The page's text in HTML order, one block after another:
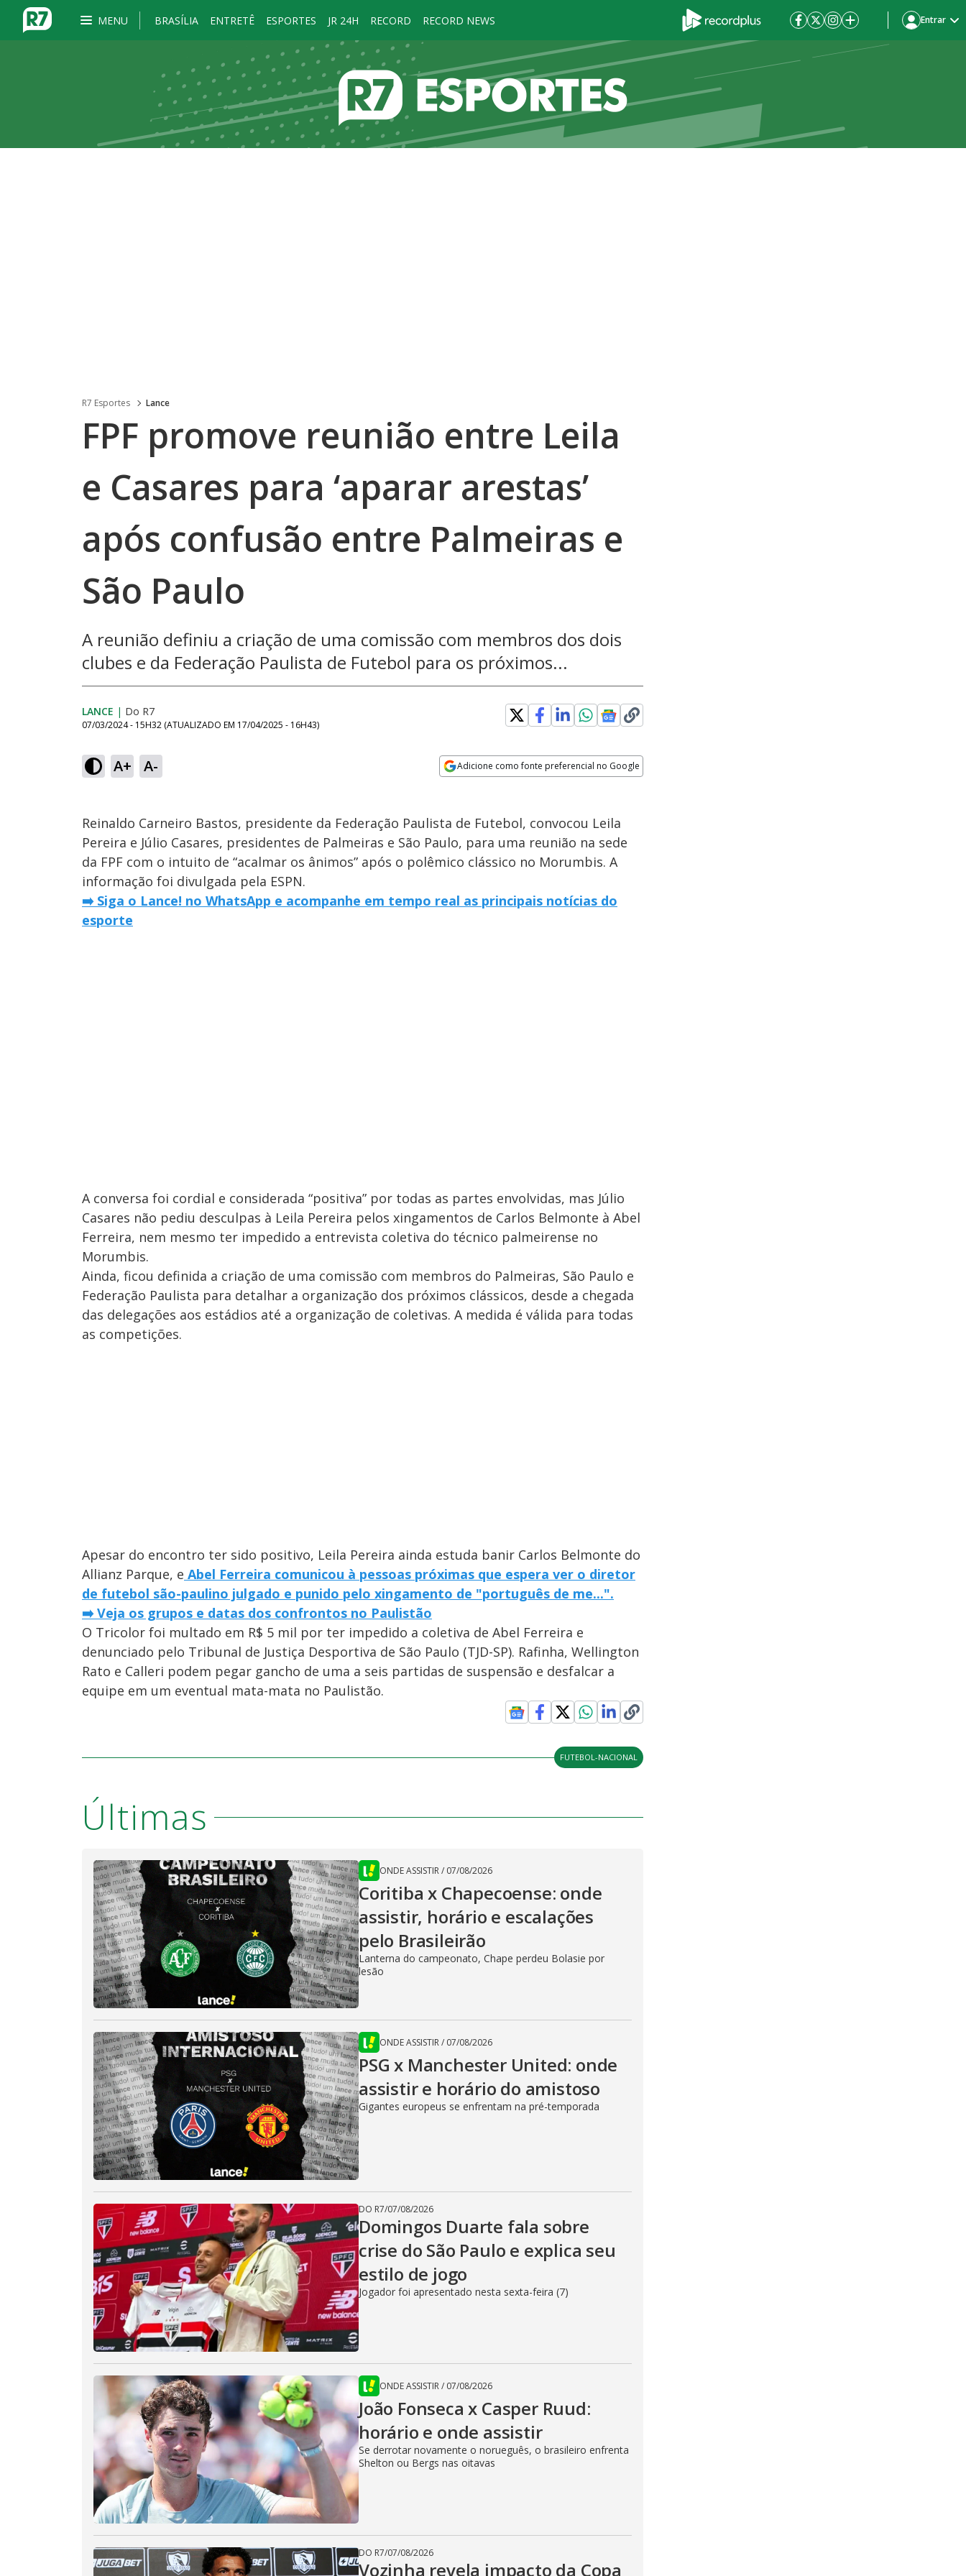
MENU BRASÍLIA ENTRETÊ ESPORTES JR 24H RECORD RECORD NEWS Entrar
R7 Esportes Lance
FPF promove reunião entre Leila
e Casares para ‘aparar arestas’
após confusão entre Palmeiras e
São Paulo
A reunião definiu a criação de uma comissão com membros dos dois
clubes e da Federação Paulista de Futebol para os próximos...
LANCE | Do R7
07/03/2024 - 15H32 (ATUALIZADO EM 17/04/2025 - 16H43)
A+ A- Adicione como fonte preferencial no Google
Reinaldo Carneiro Bastos, presidente da Federação Paulista de Futebol, convocou Leila
Pereira e Júlio Casares, presidentes de Palmeiras e São Paulo, para uma reunião na sede
da FPF com o intuito de “acalmar os ânimos” após o polêmico clássico no Morumbis. A
informação foi divulgada pela ESPN.
➡️ Siga o Lance! no WhatsApp e acompanhe em tempo real as principais notícias do
esporte
A conversa foi cordial e considerada “positiva” por todas as partes envolvidas, mas Júlio
Casares não pediu desculpas à Leila Pereira pelos xingamentos de Carlos Belmonte à Abel
Ferreira, nem mesmo ter impedido a entrevista coletiva do técnico palmeirense no
Morumbis.
Ainda, ficou definida a criação de uma comissão com membros do Palmeiras, São Paulo e
Federação Paulista para detalhar a organização dos próximos clássicos, desde a chegada
das delegações aos estádios até a organização de coletivas. A medida é válida para todas
as competições.
Apesar do encontro ter sido positivo, Leila Pereira ainda estuda banir Carlos Belmonte do
Allianz Parque, e Abel Ferreira comunicou à pessoas próximas que espera ver o diretor
de futebol são-paulino julgado e punido pelo xingamento de "português de me...".
➡️ Veja os grupos e datas dos confrontos no Paulistão
O Tricolor foi multado em R$ 5 mil por ter impedido a coletiva de Abel Ferreira e
denunciado pelo Tribunal de Justiça Desportiva de São Paulo (TJD-SP). Rafinha, Wellington
Rato e Calleri podem pegar gancho de uma a seis partidas de suspensão e desfalcar a
equipe em um eventual mata-mata no Paulistão.
FUTEBOL-NACIONAL
Últimas
ONDE ASSISTIR/ 07/08/2026
Coritiba x Chapecoense: onde
assistir, horário e escalações
pelo Brasileirão
Lanterna do campeonato, Chape perdeu Bolasie por
lesão
ONDE ASSISTIR/ 07/08/2026
PSG x Manchester United: onde
assistir e horário do amistoso
Gigantes europeus se enfrentam na pré-temporada
DO R7/07/08/2026
Domingos Duarte fala sobre
crise do São Paulo e explica seu
estilo de jogo
Jogador foi apresentado nesta sexta-feira (7)
ONDE ASSISTIR/ 07/08/2026
João Fonseca x Casper Ruud:
horário e onde assistir
Se derrotar novamente o norueguês, o brasileiro enfrenta
Shelton ou Bergs nas oitavas
DO R7/07/08/2026
Vozinha revela impacto da Copa